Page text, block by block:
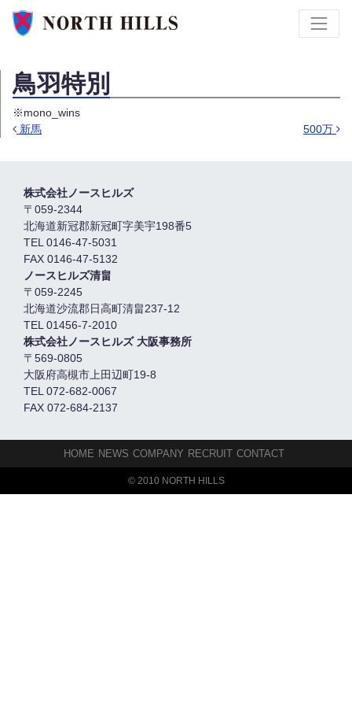
鳥羽特別
※mono_wins
新馬 500万
株式会社ノースヒルズ
〒059-2344
北海道新冠郡新冠町字美宇198番5
TEL 0146-47-5031
FAX 0146-47-5132
ノースヒルズ清畠
〒059-2245
北海道沙流郡日高町清畠237-12
TEL 01456-7-2010
株式会社ノースヒルズ 大阪事務所
〒569-0805
大阪府高槻市上田辺町19-8
TEL 072-682-0067
FAX 072-684-2137
HOME NEWS COMPANY RECRUIT CONTACT
© 2010 NORTH HILLS